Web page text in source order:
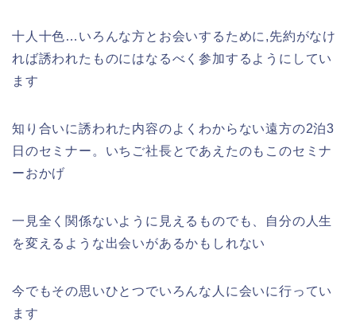
十人十色…いろんな方とお会いするために,先約がなけ
れば誘われたものにはなるべく参加するようにしてい
ます
知り合いに誘われた内容のよくわからない遠方の2泊3
日のセミナー。いちご社長とであえたのもこのセミナ
ーおかげ
一見全く関係ないように見えるものでも、自分の人生
を変えるような出会いがあるかもしれない
今でもその思いひとつでいろんな人に会いに行ってい
ます